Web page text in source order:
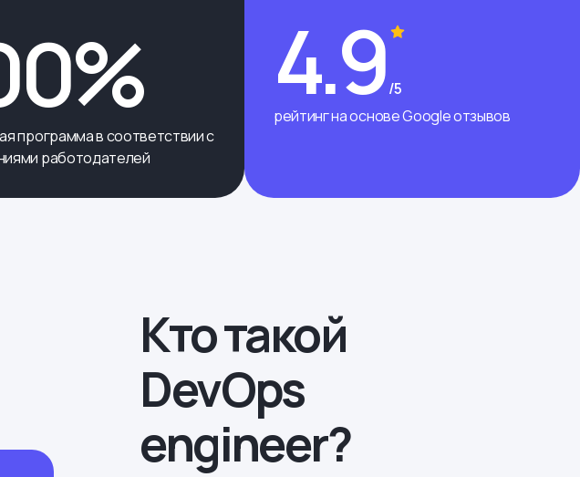
программа в соответствии с
работодателей
4.9 /5
рейтинг на основе Google отзывов
Кто такой
DevOps
engineer?